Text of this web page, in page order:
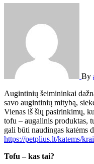
By
Augintinių šeimininkai dažnai ieško alternatyvių būdų praturtinti
savo augintinių mitybą,
Vienas iš šių pasirinkimų,
tofu – augalinis produktas,
gali būti naudingas katėms
https://petplius.lt/katems/
Tofu – kas tai?